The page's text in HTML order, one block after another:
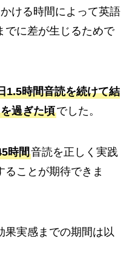
ける時間によって英語
でに差が生じるためで
1.5時間音読を続けて結
過ぎた頃でした。
時間音読を正しく実践
ことが期待できま
果実感までの期間は以